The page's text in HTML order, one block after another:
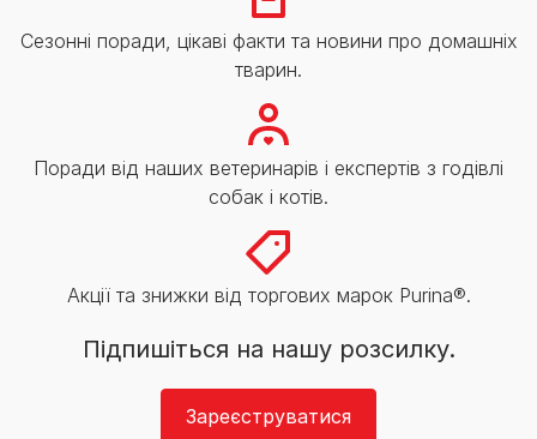
Сезонні поради, цікаві факти та новини про домашніх
тварин.
Поради від наших ветеринарів і експертів з годівлі
собак і котів.
Акції та знижки від торгових марок Purina®.
Підпишіться на нашу розсилку.
Зареєструватися